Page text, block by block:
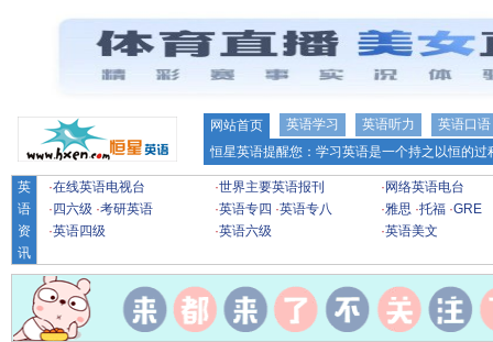
网站首页 英语学习 英语听力
英语口语
恒星英语提醒您：学习英语是一个持之以恒的
英
语
资
讯
·在线英语电视台 ·世界主要英语报刊 · 网络英语电台
· 四六级 ·考研英语 ·英语专四 ·英语专八 ·雅思 ·托福 ·GRE
·英语四级 ·英语六级 ·英语美文